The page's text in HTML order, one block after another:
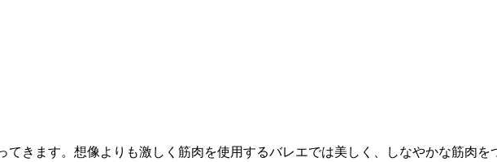
てきます。想像よりも激しく筋肉を使用するバレエでは美しく、しなやかな筋肉を